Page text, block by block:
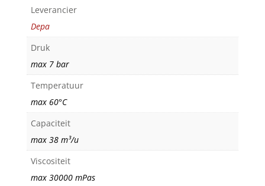
Leverancier
Depa
Druk
max 7 bar
Temperatuur
max 60°C
Capaciteit
max 38 m³/u
Viscositeit
max 30000 mPas